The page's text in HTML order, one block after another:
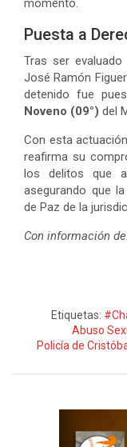
momento.
Puesta a
Tras ser
José Ramón
detenido fue
Noveno (09°) del
Con esta
reafirma su
los delitos que
asegurando que
de Paz de la
Con información
Etiquetas:
Abuso
Policía de